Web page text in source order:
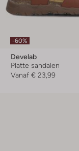
-60%
Develab
Platte sandalen
Vanaf € 23,99